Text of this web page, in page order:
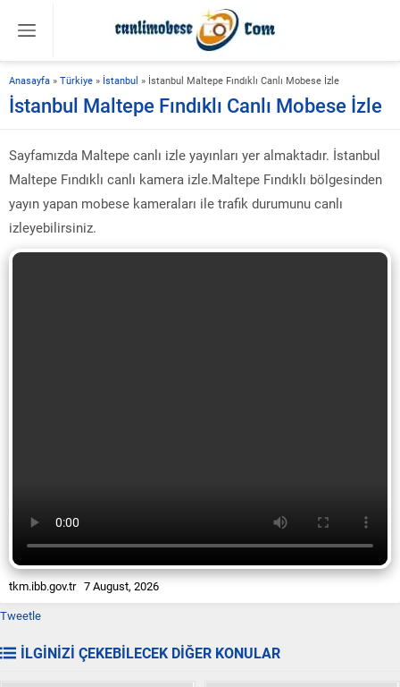
Anasayfa » Türkiye » İstanbul » İstanbul Maltepe Fındıklı Canlı Mobese İzle
İstanbul Maltepe Fındıklı Canlı Mobese İzle
Sayfamızda Maltepe canlı izle yayınları yer almaktadır. İstanbul
Maltepe Fındıklı canlı kamera izle.Maltepe Fındıklı bölgesinden
yayın yapan mobese kameraları ile trafik durumunu canlı
izleyebilirsiniz.
tkm.ibb.gov.tr 7 August, 2026
Tweetle
İLGİNİZİ ÇEKEBİLECEK DİĞER KONULAR